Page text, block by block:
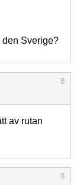
den Sverige?
8
av rutan
9